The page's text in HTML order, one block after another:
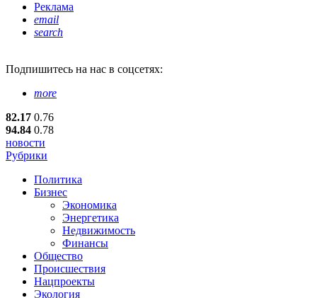
Реклама
email
search
Подпишитесь на нас в соцсетях:
more
82.17 0.76
94.84 0.78
новости
Рубрики
Политика
Бизнес
Экономика
Энергетика
Недвижимость
Финансы
Общество
Происшествия
Нацпроекты
Экология